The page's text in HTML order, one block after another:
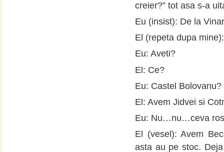
creier?” tot asa s-a
Eu (insist): De la
El (repeta dupa
Eu: Aveti?
El: Ce?
Eu: Castel Bolovanu?
El: Avem Jidvei si
Eu: Nu…nu…ceva
El (vesel): Avem
asta au pe stoc.